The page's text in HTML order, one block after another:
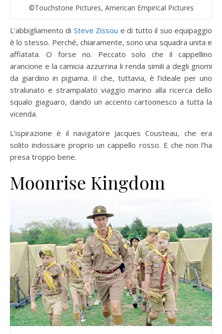
©Touchstone Pictures, American Empirical Pictures
L’abbigliamento di Steve Zissou e di tutto il suo equipaggio
è lo stesso. Perché, chiaramente, sono una squadra unita e
affiatata. O forse no. Peccato solo che il cappellino
arancione e la camicia azzurrina li renda simili a degli gnomi
da giardino in pigiama. Il che, tuttavia, è l’ideale per uno
stralunato e strampalato viaggio marino alla ricerca dello
squalo giaguaro, dando un accento cartoonesco a tutta la
vicenda.
L’ispirazione è il navigatore Jacques Cousteau, che era
solito indossare proprio un cappello rosso. E che non l’ha
presa troppo bene.
Moonrise Kingdom